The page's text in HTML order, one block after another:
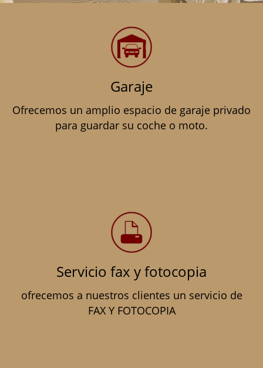
Garaje
Ofrecemos un amplio espacio de garaje privado
para guardar su coche o moto.
Servicio fax y fotocopia
ofrecemos a nuestros clientes un servicio de
FAX Y FOTOCOPIA